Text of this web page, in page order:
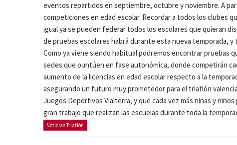
eventos repartidos en septiembre, octubre y noviembre. A
competiciones en edad escolar. Recordar a todos los clubes
igual ya se pueden federar todos los escolares que quieran
de pruebas escolares habrá durante esta nueva temporada, y
Como ya viene siendo habitual podremos encontrar pruebas
sedes que puntúen en fase autonómica, donde competirán
aumento de la licencias en edad escolar respecto a la
asegurando un futuro muy prometedor para el triatlón
Juegos Deportivos Vialterra, y que cada vez más niñas y
gran trabajo que realizan las escuelas durante toda la
Noticias Triatlón